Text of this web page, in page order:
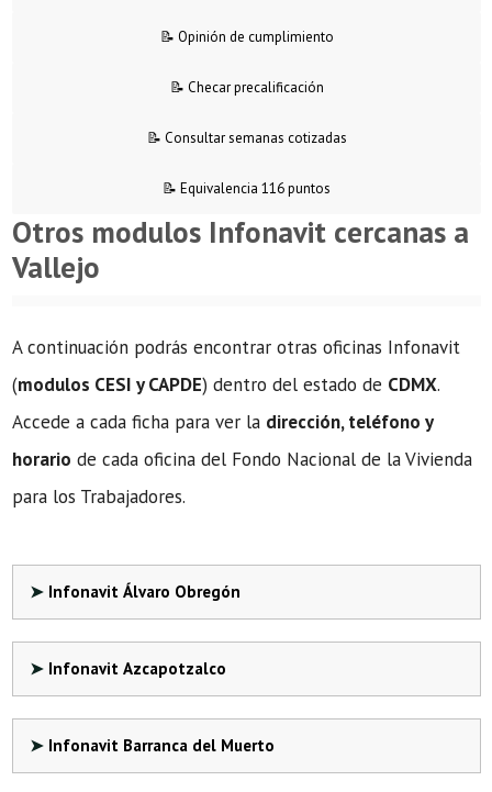
📝 Opinión de cumplimiento
📝 Checar precalificación
📝 Consultar semanas cotizadas
📝 Equivalencia 116 puntos
Otros modulos Infonavit cercanas a
Vallejo
A continuación podrás encontrar otras oficinas Infonavit
(modulos CESI y CAPDE) dentro del estado de CDMX.
Accede a cada ficha para ver la dirección, teléfono y
horario de cada oficina del Fondo Nacional de la Vivienda
para los Trabajadores.
Infonavit Álvaro Obregón
Infonavit Azcapotzalco
Infonavit Barranca del Muerto